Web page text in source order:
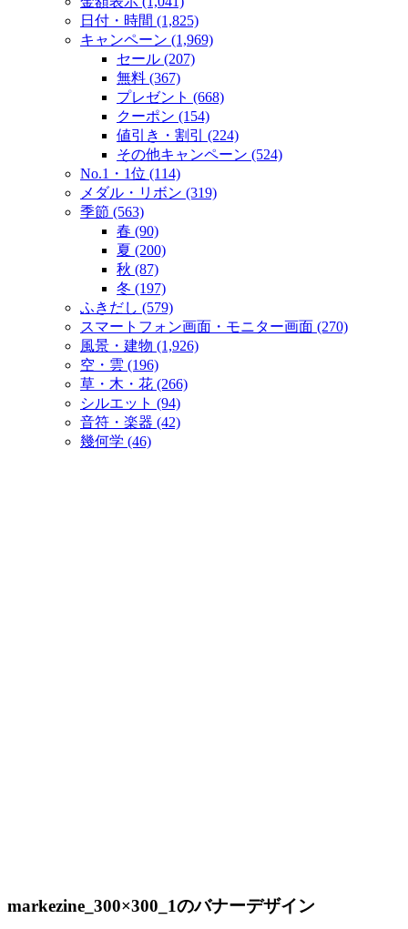
日付・時間 (1,825)
キャンペーン (1,969)
セール (207)
無料 (367)
プレゼント (668)
クーポン (154)
値引き・割引 (224)
その他キャンペーン (524)
No.1・1位 (114)
メダル・リボン (319)
季節 (563)
春 (90)
夏 (200)
秋 (87)
冬 (197)
ふきだし (579)
スマートフォン画面・モニター画面 (270)
風景・建物 (1,926)
空・雲 (196)
草・木・花 (266)
シルエット (94)
音符・楽器 (42)
幾何学 (46)
markezine_300×300_1のバナーデザイン